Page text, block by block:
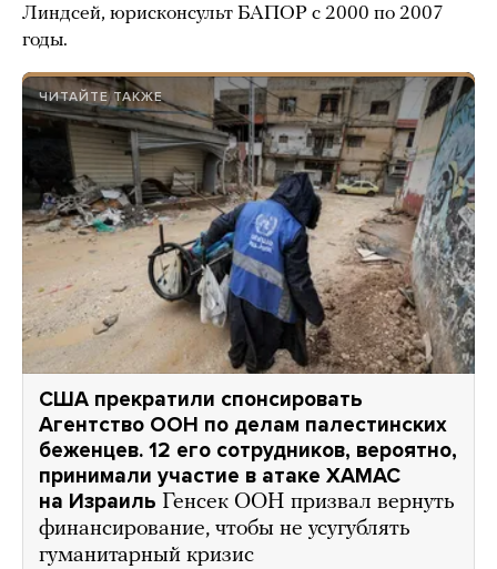
Линдсей, юрисконсульт БАПОР с 2000 по 2007
годы.
ЧИТАЙТЕ ТАКЖЕ
США прекратили спонсировать
Агентство ООН по делам палестинских
беженцев. 12 его сотрудников, вероятно,
принимали участие в атаке ХАМАС
на Израиль Генсек ООН призвал вернуть
финансирование, чтобы не усугублять
гуманитарный кризис